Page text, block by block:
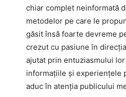
chiar complet neinformată
metodelor pe care le
găsit însă foarte devreme
crezut cu pasiune în
ajutat prin entuziasmului
informațiile și experiențele
aduc în atenția publicului